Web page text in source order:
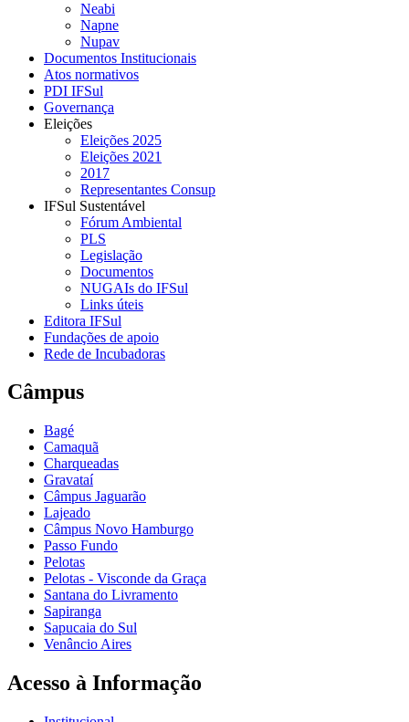
Neabi
Napne
Nupav
Documentos Institucionais
Atos normativos
PDI IFSul
Governança
Eleições
Eleições 2025
Eleições 2021
2017
Representantes Consup
IFSul Sustentável
Fórum Ambiental
PLS
Legislação
Documentos
NUGAIs do IFSul
Links úteis
Editora IFSul
Fundações de apoio
Rede de Incubadoras
Câmpus
Bagé
Camaquã
Charqueadas
Gravataí
Câmpus Jaguarão
Lajeado
Câmpus Novo Hamburgo
Passo Fundo
Pelotas
Pelotas - Visconde da Graça
Santana do Livramento
Sapiranga
Sapucaia do Sul
Venâncio Aires
Acesso à Informação